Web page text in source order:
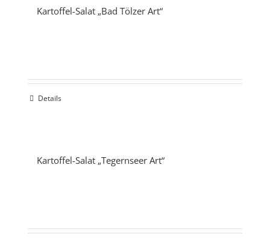
Kartoffel-Salat „Bad Tölzer Art“
Details
Kartoffel-Salat „Tegernseer Art“